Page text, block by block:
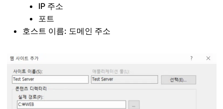
IP 주소
포트
호스트 이름: 도메인 주소